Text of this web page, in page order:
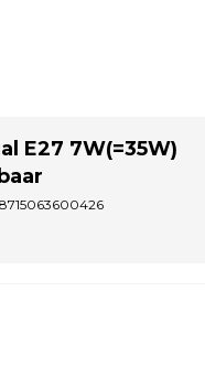
E27 7W(=35W)